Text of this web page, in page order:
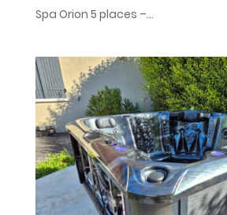
Spa Orion 5 places –...